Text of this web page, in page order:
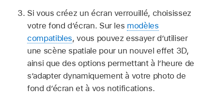
Si vous créez un écran verrouillé, choisissez
votre fond d’écran. Sur les modèles
compatibles, vous pouvez essayer d’utiliser
une scène spatiale pour un nouvel effet 3D,
ainsi que des options permettant à l’heure de
s’adapter dynamiquement à votre photo de
fond d’écran et à vos notifications.